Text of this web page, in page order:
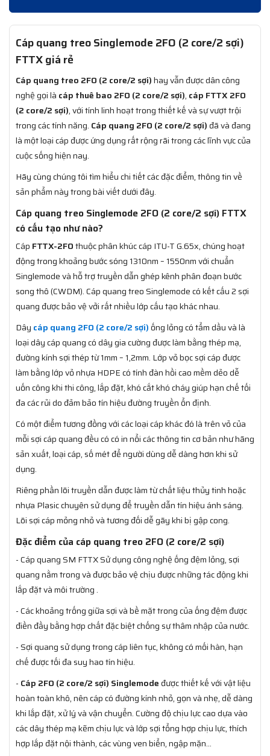
Cáp quang treo Singlemode 2FO (2 core/2 sợi)
FTTX giá rẻ
Cáp quang treo 2FO (2 core/2 sợi)hay vẫn được dân công
nghệ gọi là cáp thuê bao 2FO (2 core/2 sợi), cáp FTTX 2FO
(2 core/2 sợi), với tính linh hoạt trong thiết kế và sự vượt trội
trong các tính năng. Cáp quang 2FO (2 core/2 sợi) đã và đang
là một loại cáp được ứng dụng rất rộng rãi trong các lĩnh vực của
cuộc sống hiện nay.
Hãy cùng chúng tôi tìm hiểu chi tiết các đặc điểm, thông tin về
sản phẩm này trong bài viết dưới đây.
Cáp quang treo Singlemode 2FO (2 core/2 sợi) FTTX
có cấu tạo như nào?
Cáp FTTX-2FOthuộc phân khúc cáp ITU-T G.65x, chúng hoạt
động trong khoảng bước sóng 1310nm – 1550nm với chuẩn
Singlemode và hỗ trợ truyền dẫn ghép kênh phân đoạn bước
song thô (CWDM). Cáp quang treo Singlemode có kết cấu 2 sợi
quang được bảo vệ vởi rất nhiều lớp cấu tạo khác nhau.
Dây cáp quang 2FO (2 core/2 sợi) ống lỏng có tẩm dầu và là
loại dây cáp quang có dây gia cường được làm bằng thép mạ,
đường kính sợi thép từ 1mm – 1,2mm. Lớp vỏ bọc sợi cáp được
làm bằng lớp vỏ nhựa HDPE có tính đàn hồi cao mềm dẻo dễ
uốn công khi thi công, lắp đặt, khó cắt khó cháy giúp hạn chế tối
đa các rủi do đảm bảo tín hiệu đường truyền ổn định.
Có một điểm tương đồng với các loại cáp khác đó là trên vỏ của
mỗi sợi cáp quang đều có có in nổi các thông tin cơ bản như hãng
sản xuất, loại cáp, số mét để người dùng dễ dàng hơn khi sử
dụng.
Riêng phần lõi truyền dẫn được làm từ chất liệu thủy tinh hoặc
nhựa Plasic chuyên sử dụng để truyền dẫn tín hiệu ánh sáng.
Lõi sợi cáp mỏng nhỏ và tương đối dễ gãy khi bị gập cong.
Đặc điểm của cáp quang treo 2FO (2 core/2 sợi)
- Cáp quang SM FTTX Sử dụng công nghệ ống đệm lỏng, sợi
quang nằm trong và được bảo vệ chịu được những tác động khi
lắp đặt và môi trường .
- Các khoảng trống giữa sợi và bề mặt trong của ống đệm được
điền đầy bằng hợp chất đặc biệt chống sự thâm nhập của nước.
- Sợi quang sử dụng trong cáp liên tục, không có mối hàn, hạn
chế được tối đa suy hao tín hiệu.
- Cáp 2FO (2 core/2 sợi) Singlemode được thiết kế với vật liệu
hoàn toàn khô, nên cáp có đường kính nhỏ, gọn và nhẹ, dễ dàng
khi lắp đặt, xử lý và vận chuyển. Cường độ chịu lực cao dựa vào
các dây thép mạ kẽm chịu lực và lớp sợi tổng hợp chịu lực, thích
hợp lắp đặt nội thành, các vùng ven biển, ngập mặn...